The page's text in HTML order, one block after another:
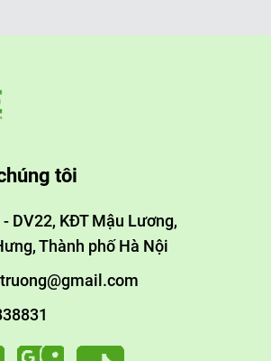
tôi
DV22, KĐT Mậu Lương,
Thành phố Hà Nội